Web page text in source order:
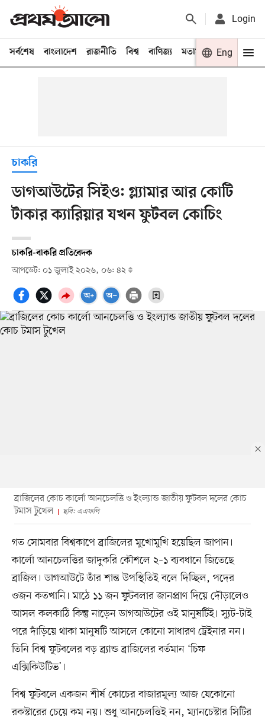
Login
সর্বশেষ বাংলাদেশ রাজনীতি বিশ্ব বাণিজ্য মতামত খেলা
Eng
চাকরি
ডাগআউটের সিইও: গ্ল্যামার আর কোটি
টাকার ক্যারিয়ার যখন ফুটবল কোচিং
চাকরি-বাকরি প্রতিবেদক
আপডেট: ০১ জুলাই ২০২৬, ০৬: ৪২
ব্রাজিলের কোচ কার্লো আনচেলত্তি ও ইংল্যান্ড জাতীয় ফুটবল দলের কোচ
টমাস টুখেল
ছবি: এএফপি
গত সোমবার বিশ্বকাপে ব্রাজিলের মুখোমুখি হয়েছিল জাপান।
কার্লো আনচেলত্তির জাদুকরি কৌশলে ২–১ ব্যবধানে জিতেছে
ব্রাজিল। ডাগআউটে তাঁর শান্ত উপস্থিতিই বলে দিচ্ছিল, পদের
ওজন কতখানি। মাঠে ১১ জন ফুটবলার জানপ্রাণ দিয়ে দৌড়ালেও
আসল কলকাঠি কিন্তু নাড়েন ডাগআউটের ওই মানুষটিই। স্যুট-টাই
পরে দাঁড়িয়ে থাকা মানুষটি আসলে কোনো সাধারণ ট্রেইনার নন।
তিনি বিশ্ব ফুটবলের বড় ব্র্যান্ড ব্রাজিলের বর্তমান ‘চিফ
এক্সিকিউটিভ’।
বিশ্ব ফুটবলে একজন শীর্ষ কোচের বাজারমূল্য আজ যেকোনো
রকস্টারের চেয়ে কম নয়। শুধু আনচেলত্তিই নন, ম্যানচেস্টার সিটির